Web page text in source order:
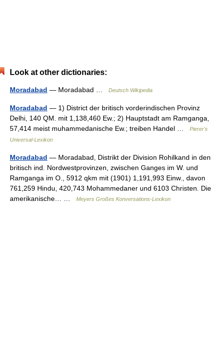
Look at other dictionaries:
Moradabad — Moradabad … Deutsch Wikipedia
Moradabad — 1) District der britisch vorderindischen Provinz
Delhi, 140 QM. mit 1,138,460 Ew.; 2) Hauptstadt am Ramganga,
57,414 meist muhammedanische Ew.; treiben Handel …
Pierer's
Universal-Lexikon
Moradabad — Moradabad, Distrikt der Division Rohilkand in den
britisch ind. Nordwestprovinzen, zwischen Ganges im W. und
Ramganga im O., 5912 qkm mit (1901) 1,191,993 Einw., davon
761,259 Hindu, 420,743 Mohammedaner und 6103 Christen. Die
amerikanische… …
Meyers Großes Konversations-Lexikon